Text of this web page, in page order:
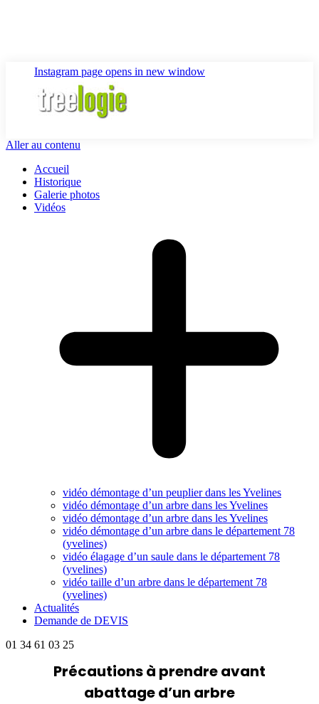
Aller au contenu
Instagram page opens in new window
Accueil
Historique
Galerie photos
Vidéos
vidéo démontage d’un peuplier dans les Yvelines
vidéo démontage d’un arbre dans les Yvelines
vidéo démontage d’un arbre dans les Yvelines
vidéo démontage d’un arbre dans le département 78
(yvelines)
vidéo élagage d’un saule dans le département 78
(yvelines)
vidéo taille d’un arbre dans le département 78
(yvelines)
Actualités
Demande de DEVIS
01 34 61 03 25
Précautions à prendre avant
abattage d’un arbre